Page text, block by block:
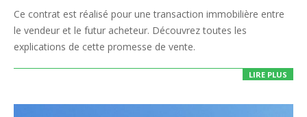
08-
11
Ce contrat est réalisé pour une transaction immobilière entre
le vendeur et le futur acheteur. Découvrez toutes les
explications de cette promesse de vente.
LIRE PLUS